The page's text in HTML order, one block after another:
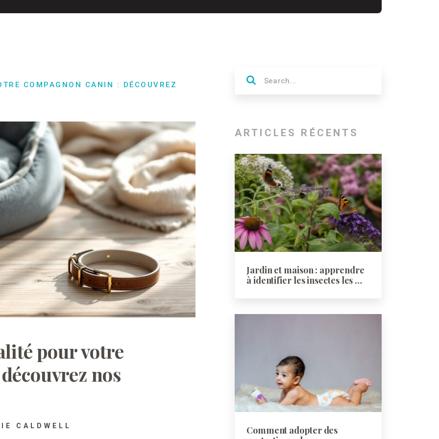
COMPAGNON CANIN : DÉCOUVREZ
pour votre
nos
CALDWELL
ARTICLES RÉCENTS
Jardin et maison : apprendre
à identifier les insectes les …
Comment adopter des